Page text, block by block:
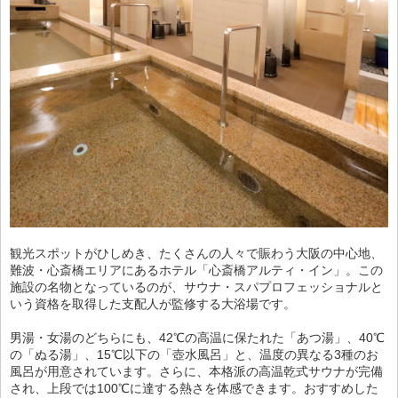
観光スポットがひしめき、たくさんの人々で賑わう大阪の中心地、
難波・心斎橋エリアにあるホテル「心斎橋アルティ・イン」。この
施設の名物となっているのが、サウナ・スパプロフェッショナルと
いう資格を取得した支配人が監修する大浴場です。
男湯・女湯のどちらにも、42℃の高温に保たれた「あつ湯」、40℃
の「ぬる湯」、15℃以下の「壺水風呂」と、温度の異なる3種のお
風呂が用意されています。さらに、本格派の高温乾式サウナが完備
され、上段では100℃に達する熱さを体感できます。おすすめした